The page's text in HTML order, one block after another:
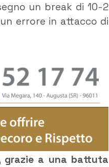
un break di 10-2
errore in attacco di
grazie a una battuta